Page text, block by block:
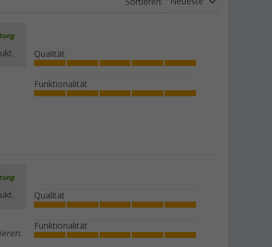
Qualität
Funktionalität
Qualität
Funktionalität